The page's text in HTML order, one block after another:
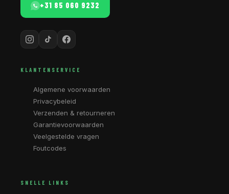
+31 85 060 9232
KLANTENSERVICE
Algemene voorwaarden
Privacybeleid
Verzenden & retourneren
Garantievoorwaarden
Veelgestelde vragen
Foutcodes
SNELLE LINKS